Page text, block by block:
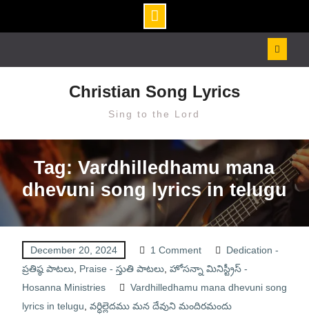
Christian Song Lyrics
Sing to the Lord
Tag: Vardhilledhamu mana
dhevuni song lyrics in telugu
December 20, 2024 1 Comment
Dedication -
ప్రతిష్ఠ పాటలు, Praise - స్తుతి పాటలు, హోసన్నా మినిస్ట్రీస్ -
Hosanna Ministries
Vardhilledhamu mana dhevuni song
lyrics in telugu వర్ధిల్లెదము మన దేవుని మందిరమందు